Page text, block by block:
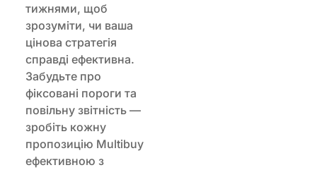
тижнями, щоб
зрозуміти, чи ваша
цінова стратегія
справді ефективна.
Забудьте про
фіксовані пороги та
повільну звітність —
зробіть кожну
пропозицію Multibuy
ефективною з